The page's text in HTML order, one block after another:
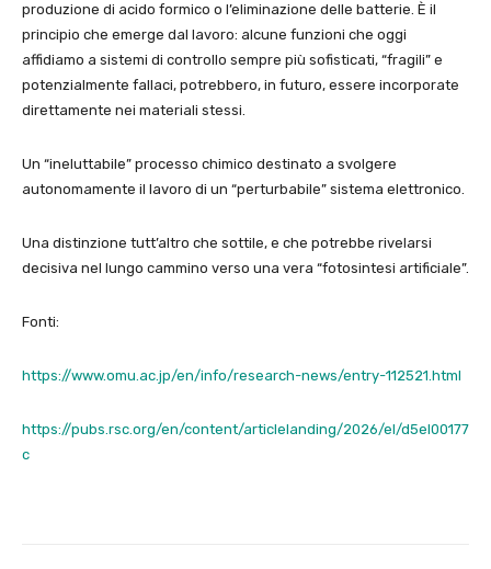
produzione di acido formico o l’eliminazione delle batterie. È il
principio che emerge dal lavoro: alcune funzioni che oggi
affidiamo a sistemi di controllo sempre più sofisticati, “fragili” e
potenzialmente fallaci, potrebbero, in futuro, essere incorporate
direttamente nei materiali stessi.
Un “ineluttabile” processo chimico destinato a svolgere
autonomamente il lavoro di un “perturbabile” sistema elettronico.
Una distinzione tutt’altro che sottile, e che potrebbe rivelarsi
decisiva nel lungo cammino verso una vera “fotosintesi artificiale”.
Fonti:
https://www.omu.ac.jp/en/info/research-news/entry-112521.html
https://pubs.rsc.org/en/content/articlelanding/2026/el/d5el00177
c